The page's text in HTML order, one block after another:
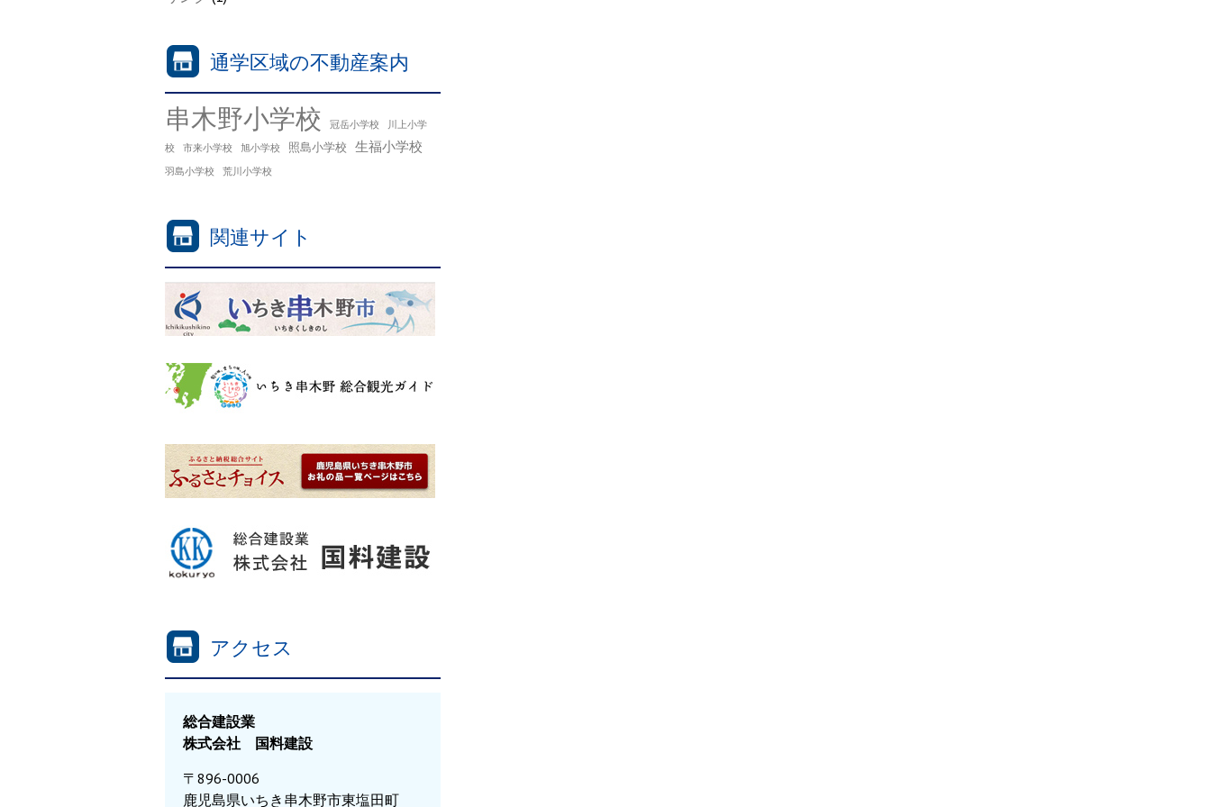
通学区域の不動産案内
串木野小学校 冠岳小学校
川上小学
校
市来小学校 旭小学校 照島小学校 生福小学校
羽島小学校 荒川小学校
関連サイト
アクセス
総合建設業
株式会社 国料建設
〒896-0006
鹿児島県いちき串木野市東塩田町